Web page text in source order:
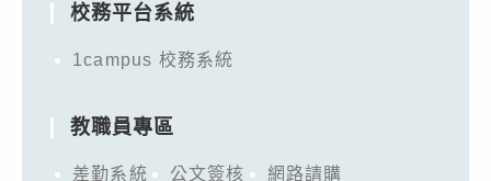
校務平台系統
1campus 校務系統
教職員專區
差勤系統 公文簽核
網路請購